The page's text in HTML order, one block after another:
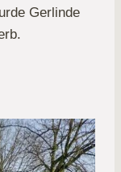
Gerlinde